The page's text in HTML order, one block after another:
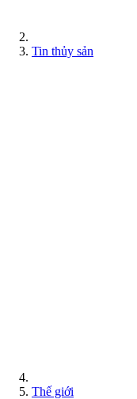
Tin thủy sản
Thế giới